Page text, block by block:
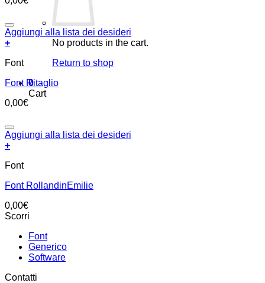
No products in the cart.
Return to shop
0
Cart
Aggiungi alla lista dei desideri
+
Font
Font Ritaglio
0,00€
Aggiungi alla lista dei desideri
+
Font
Font RollandinEmilie
0,00€
Scorri
Font
Generico
Software
Contatti